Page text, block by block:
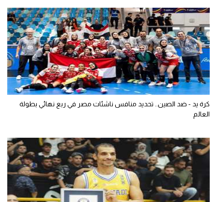
كرة يد - ضد الصين.. تحديد منافس ناشئات مصر في ربع نهائي بطولة
العالم